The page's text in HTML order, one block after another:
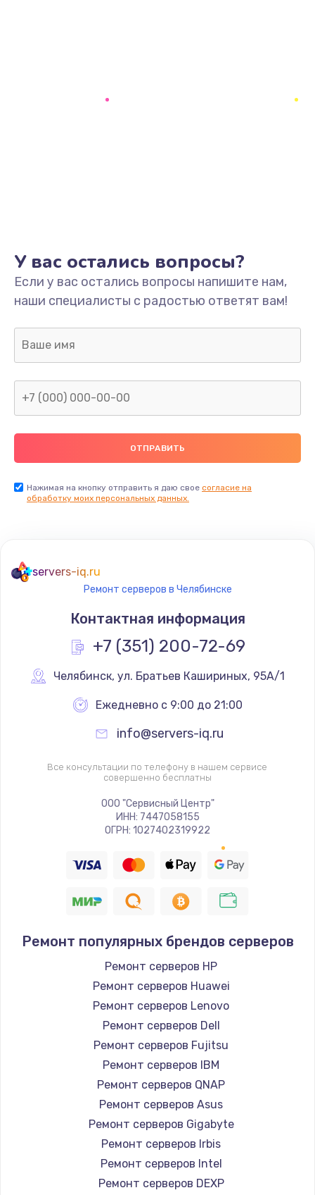
У вас остались вопросы?
Если у вас остались вопросы напишите нам,
наши специалисты с радостью ответят вам!
Нажимая на кнопку отправить я даю свое согласие на
обработку моих персональных данных.
servers-iq.ru
Ремонт серверов в Челябинске
Контактная информация
+7 (351) 200-72-69
Челябинск, ул. Братьев Кашириных, 95А/1
Ежедневно с 9:00 до 21:00
info@servers-iq.ru
Все консультации по телефону в нашем сервисе
совершенно бесплатны
ООО "Сервисный Центр"
ИНН: 7447058155
ОГРН: 1027402319922
Ремонт популярных брендов серверов
Ремонт серверов HP
Ремонт серверов Huawei
Ремонт серверов Lenovo
Ремонт серверов Dell
Ремонт серверов Fujitsu
Ремонт серверов IBM
Ремонт серверов QNAP
Ремонт серверов Asus
Ремонт серверов Gigabyte
Ремонт серверов Irbis
Ремонт серверов Intel
Ремонт серверов DEXP